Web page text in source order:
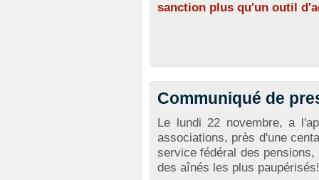
sanction plus qu'un outil
Communiqué de
Le lundi 22 novembre, a
associations, près d'une
service fédéral des
des aînés les plus paupérisés!